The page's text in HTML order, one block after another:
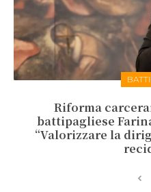
Riforma
battipagliese
“Valorizzare la